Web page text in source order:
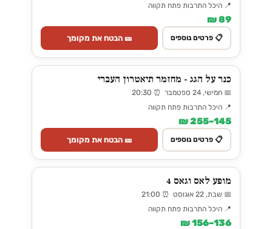
📍 היכל התרבות פתח תקווה
89 ₪
📋 פרטים נוספים 🎫 הבטח את מקומך
כנר על הגג - מחזמר תיאטרון העברי
📅 חמישי, 24 ספטמבר ⏰ 20:30
📍 היכל התרבות פתח תקווה
145–255 ₪
📋 פרטים נוספים 🎫 הבטח את מקומך
מופע לאס וגאס 4
📅 שבת, 22 אוגוסט ⏰ 21:00
📍 היכל התרבות פתח תקווה
136–156 ₪